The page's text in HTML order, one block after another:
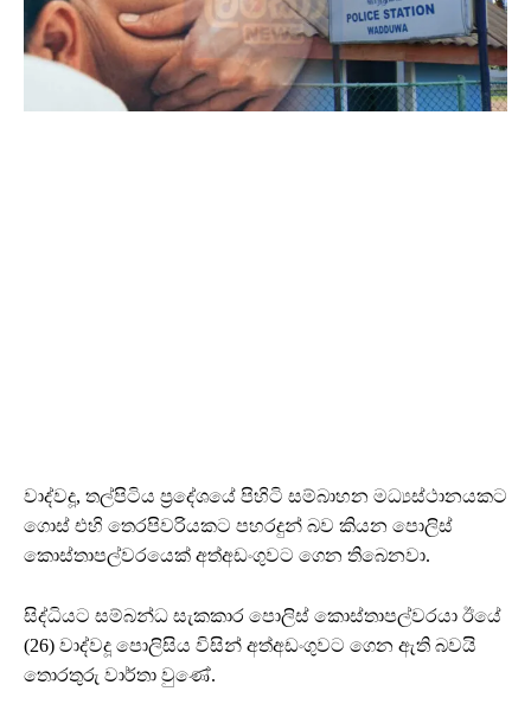
වාද්වදූ, තල්පිටිය ප්‍රදේශයේ පිහිටි සම්බාහන මධ්‍යස්ථානයකට
ගොස් එහි තෙරපිවරියකට පහරදුන් බව කියන පොලිස්
කොස්තාපල්වරයෙක් අත්අඩංගුවට ගෙන තිබෙනවා.
සිද්ධියට සම්බන්ධ සැකකාර පොලිස් කොස්තාපල්වරයා ඊයේ
(26) වාද්වදූ පොලිසිය විසින් අත්අඩංගුවට ගෙන ඇති බවයි
තොරතුරු වාර්තා වුණේ.